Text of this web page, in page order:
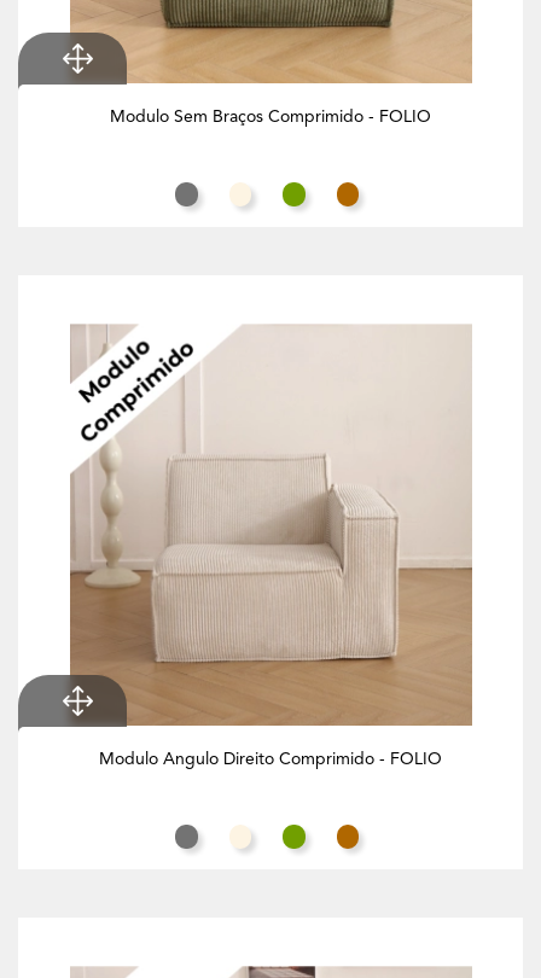
Modulo Sem Braços Comprimido - FOLIO
Cinza RatoBranco Creme
Verde Azeitona
Butternut
Modulo Angulo Direito Comprimido - FOLIO
Cinza RatoBranco Creme
Verde Azeitona
Butternut